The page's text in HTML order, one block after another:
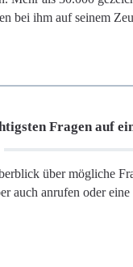
bei ihm auf seinem
Fragen auf
über mögliche
auch anrufen oder